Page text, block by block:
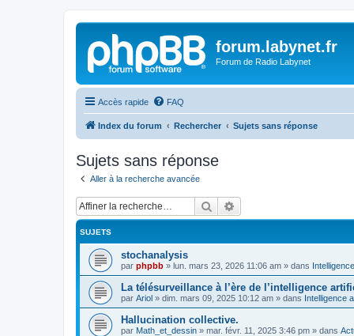
forum.labynet.fr
Forum de Radio Labynet
Accès rapide FAQ
Index du forum Rechercher Sujets sans réponse
Sujets sans réponse
Aller à la recherche avancée
Rechercher
SUJETS
stochanalysis
par phpbb » lun. mars 23, 2026 11:06 am » dans
La télésurveillance à l’ère de l’intelligence
par Ariol » dim. mars 09, 2025 10:12 am » dans Intelligence
Hallucination collective.
par Math_et_dessin » mar. févr. 11, 2025 3:46 pm » dans